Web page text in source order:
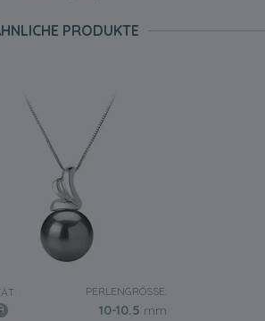
PRODUKTE
PERLENGRÖSSE:
10-10.5 mm